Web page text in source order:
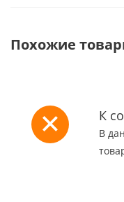
Похожие
К
В